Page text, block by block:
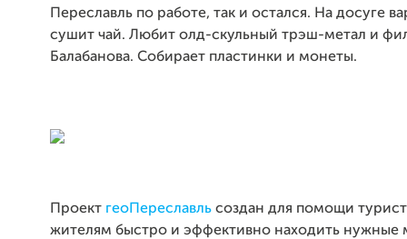
Переславль по работе, так и остался. На досуге
сушит чай. Любит олд-скульный трэш-метал и
Балабанова. Собирает пластинки и монеты.
Проект геоПереславль создан для помощи
жителям быстро и эффективно находить нужные